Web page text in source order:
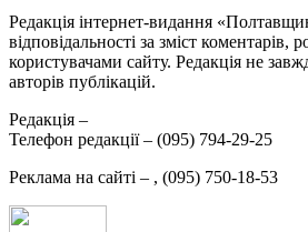
Редакція інтернет-видання
відповідальності за зміст коментарів,
користувачами сайту. Редакція не
авторів публікацій.
Редакція –
Телефон редакції – (095) 794-29-25
Реклама на сайті – , (095) 750-18-53